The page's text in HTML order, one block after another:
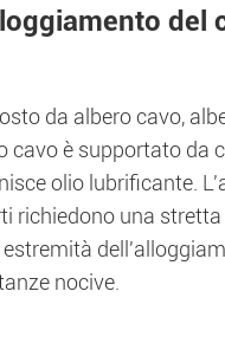
del
da albero cavo,
cavo è supportato da
olio lubrificante.
richiedono una
nocive.